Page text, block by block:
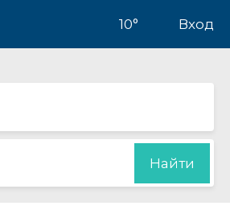
10° Вход
Найти